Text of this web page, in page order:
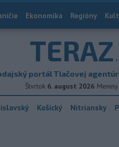
Ekonomika Regióny
TERAZ
portál Tlačovej
Štvrtok 6. august 2026 Meniny
Košický Nitriansky